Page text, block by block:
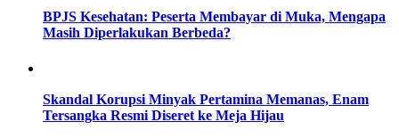
BPJS Kesehatan: Peserta Membayar di Muka, Mengapa
Masih Diperlakukan Berbeda?
Skandal Korupsi Minyak Pertamina Memanas, Enam
Tersangka Resmi Diseret ke Meja Hijau